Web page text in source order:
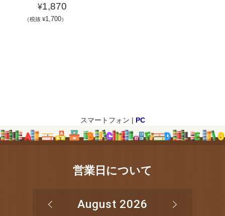
¥1,870
（税抜 ¥1,700）
スマートフォン | PC
営業日について
August 2026